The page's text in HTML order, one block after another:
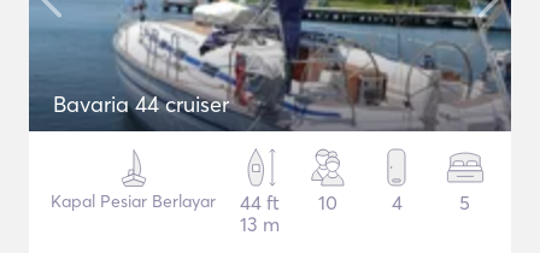
Bavaria 44 cruiser
Kapal Pesiar Berlayar
44 ft
13 m
10 4 5